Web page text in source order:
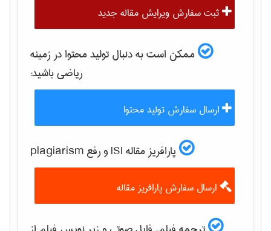
ثبت سفارش ویرایش مقاله جدید
ممکن است به دنبال تولید محتوا در زمینه
رياضیباشید:
ارسال سفارش تولید محتوا
پارافریز مقاله ISI و رفع plagiarism
ارسال سفارش پارافریز مقاله